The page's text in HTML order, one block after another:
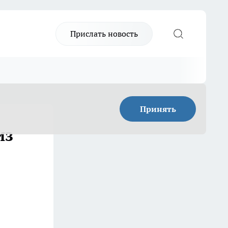
Прислать новость
Принять